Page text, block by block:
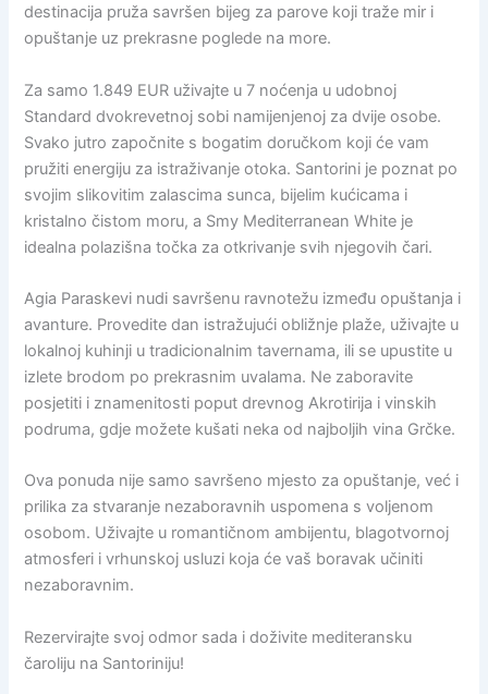
destinacija pruža savršen bijeg za parove koji traže mir i
opuštanje uz prekrasne poglede na more.
Za samo 1.849 EUR uživajte u 7 noćenja u udobnoj
Standard dvokrevetnoj sobi namijenjenoj za dvije osobe.
Svako jutro započnite s bogatim doručkom koji će vam
pružiti energiju za istraživanje otoka. Santorini je poznat po
svojim slikovitim zalascima sunca, bijelim kućicama i
kristalno čistom moru, a Smy Mediterranean White je
idealna polazišna točka za otkrivanje svih njegovih čari.
Agia Paraskevi nudi savršenu ravnotežu između opuštanja i
avanture. Provedite dan istražujući obližnje plaže, uživajte u
lokalnoj kuhinji u tradicionalnim tavernama, ili se upustite u
izlete brodom po prekrasnim uvalama. Ne zaboravite
posjetiti i znamenitosti poput drevnog Akrotirija i vinskih
podruma, gdje možete kušati neka od najboljih vina Grčke.
Ova ponuda nije samo savršeno mjesto za opuštanje, već i
prilika za stvaranje nezaboravnih uspomena s voljenom
osobom. Uživajte u romantičnom ambijentu, blagotvornoj
atmosferi i vrhunskoj usluzi koja će vaš boravak učiniti
nezaboravnim.
Rezervirajte svoj odmor sada i doživite mediteransku
čaroliju na Santoriniju!